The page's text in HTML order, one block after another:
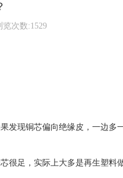
览次数:1529
发现铜芯偏向绝缘皮，一边多
很足，实际上大多是再生塑料